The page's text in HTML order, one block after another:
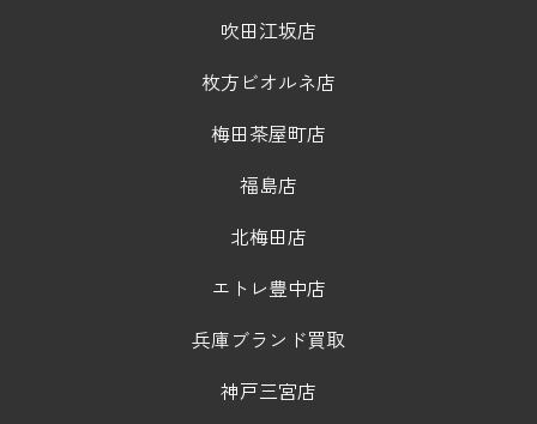
吹田江坂店
枚方ビオルネ店
梅田茶屋町店
福島店
北梅田店
エトレ豊中店
兵庫ブランド買取
神戸三宮店